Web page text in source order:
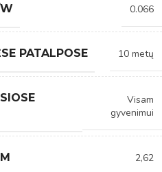
0.066
PATALPOSE 10 metų
Visam
gyvenimui
2,62